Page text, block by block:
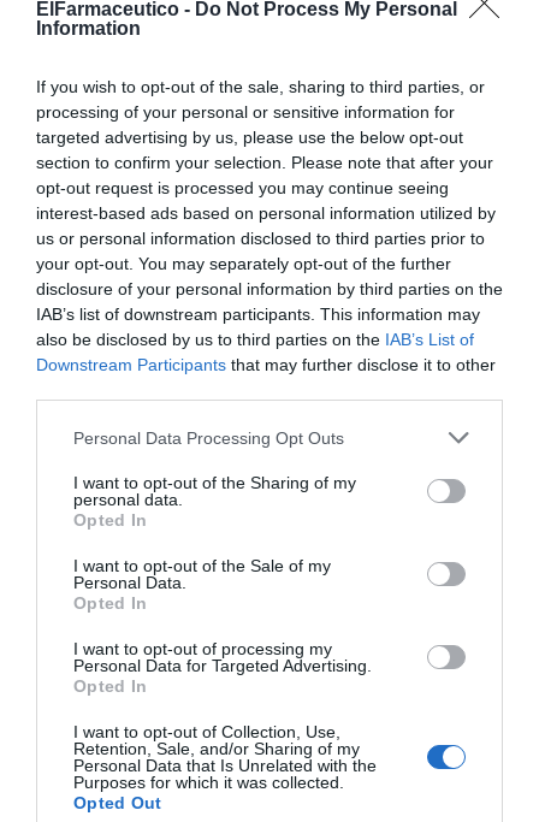
ElFarmaceutico - Do Not Process My Personal
Information
If you wish to opt-out of the sale, sharing to third parties, or
processing of your personal or sensitive information for
targeted advertising by us, please use the below opt-out
section to confirm your selection. Please note that after your
opt-out request is processed you may continue seeing
interest-based ads based on personal information utilized by
us or personal information disclosed to third parties prior to
your opt-out. You may separately opt-out of the further
disclosure of your personal information by third parties on the
IAB’s list of downstream participants. This information may
also be disclosed by us to third parties on the IAB’s List of
Downstream Participants that may further disclose it to other
Personal Data Processing Opt Outs
I want to opt-out of the Sharing of my
personal data.
Opted In
I want to opt-out of the Sale of my
Personal Data.
Opted In
I want to opt-out of processing my
Personal Data for Targeted Advertising.
Opted In
I want to opt-out of Collection, Use,
Retention, Sale, and/or Sharing of my
Personal Data that Is Unrelated with the
Purposes for which it was collected.
Opted Out
localizada con una fórmula
contusiones y rojeces después de
los tratamientos dermatológicos o
estéticos. Evita los depósitos post-
inflamatorios y post-quirúrgicos
gracias a la acción combinada de las vitaminas C y E con
el óxido de vitamina K que acelera la desaparición de las
coloraciones y manchas de origen vascular. Crema 50
ml. PVPR: 36,95 €.
K-Ox Eyeses una crema contorno
de ojos que reduce las bolsas, aclara
el color de las ojeras gracias a su
contenido de vitamina K óxido, y
efectos se perciben
inmediatamente, aportando un
efecto tensor y difuminando las ojeras. Su uso
continuado disminuye el volumen de las bolsas y reduce
gradualmente el color morado o pigmentado de las
ojeras. Además ofrece protección ante la pérdida de
hidratación, mejorando las líneas de expresión y
Crema 15 ml. PVPR: 42,95 €.
– Por último, Skin Drops
es un
maquillaje fluido en gotas con